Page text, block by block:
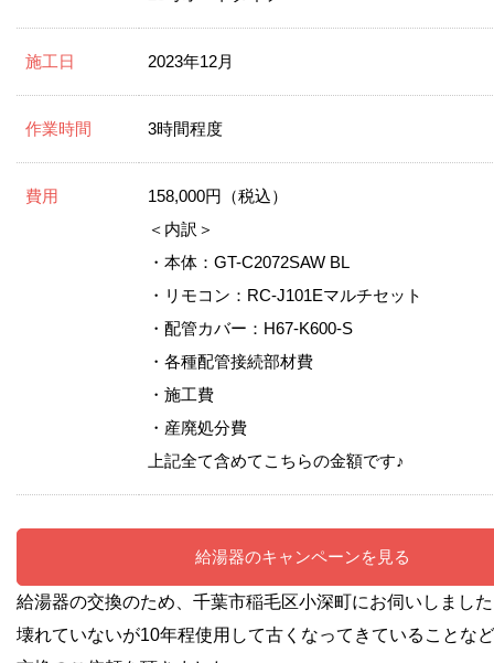
施工日 2023年12月
作業時間 3時間程度
費用
158,000円（税込）
＜内訳＞
・本体：GT-C2072SAW BL
・リモコン：RC-J101Eマルチセット
・配管カバー：H67-K600-S
・各種配管接続部材費
・施工費
・産廃処分費
上記全て含めてこちらの金額です♪
給湯器のキャンペーンを見る
給湯器の交換のため、千葉市稲毛区小深町にお伺いしまし
壊れていないが10年程使用して古くなってきていることな